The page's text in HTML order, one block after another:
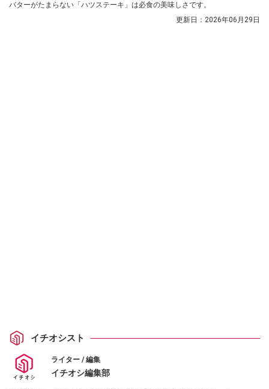
バターがたまらない「ハツステーキ」は必食の美味しさです。
更新日： 2026年06月29日
イチオシスト
ライター / 編集
イチオシ編集部